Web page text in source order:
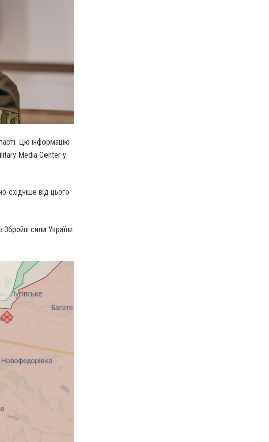
Цю інформацію
Media Center у
східніше від цього
сили України